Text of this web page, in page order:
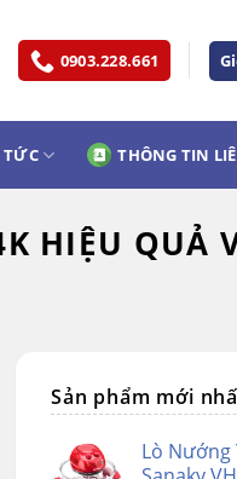
0903.228.661
THÔNG TIN
HIỆU QUẢ
Sản phẩm mới
Lò Nướng